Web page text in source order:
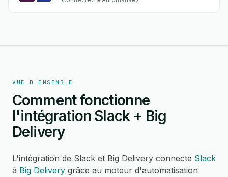
VUE D'ENSEMBLE
Comment fonctionne
l'intégration Slack + Big
Delivery
L'intégration de Slack et Big Delivery connecte Slack
à Big Delivery grâce au moteur d'automatisation